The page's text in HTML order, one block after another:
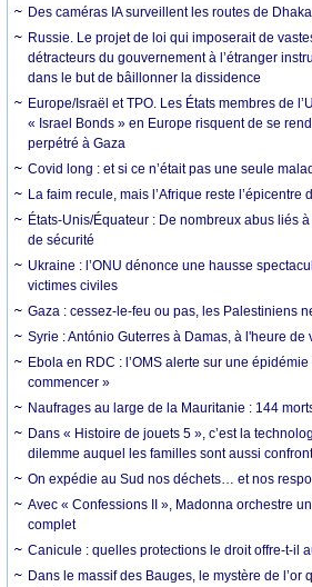
Des caméras IA surveillent les routes de
Russie. Le projet de loi qui imposerait de
détracteurs du gouvernement à l’étranger
dans le but de bâillonner la dissidence
Europe/Israël et TPO. Les États membres de
« Israel Bonds » en Europe risquent de se
perpétré à Gaza
Covid long : et si ce n’était pas une seule
La faim recule, mais l’Afrique reste l’épicentre
États-Unis/Équateur : De nombreux abus liés
de sécurité
Ukraine : l’ONU dénonce une hausse
victimes civiles
Gaza : cessez-le-feu ou pas, les Palestiniens
Syrie : António Guterres à Damas, à l'heure de
Ebola en RDC : l’OMS alerte sur une
commencer »
Naufrages au large de la Mauritanie : 144
Dans « Histoire de jouets 5 », c’est la
dilemme auquel les familles sont aussi
On expédie au Sud nos déchets… et nos
Avec « Confessions II », Madonna orchestre
complet
Canicule : quelles protections le droit offre-t-il
Dans le massif des Bauges, le mystère de l’or